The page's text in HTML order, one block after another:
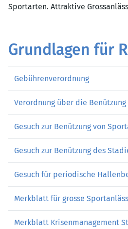
Sportarten. Attraktive
Grundlagen für
Gebührenverordnung
Verordnung über die
Gesuch zur Benützung von
Gesuch zur Benützung des
Gesuch für periodische
Merkblatt für grosse
Merkblatt Krisenmanagement